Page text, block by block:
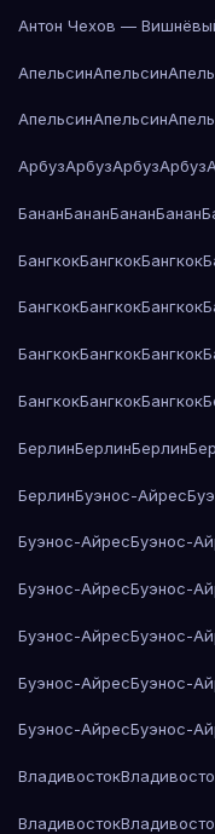
Антон Чехов —
АпельсинАпельсин
АпельсинАпельсин
АрбузАрбузАрбузАрбуз
БананБананБананБанан
БангкокБангкокБангкок
БангкокБангкокБангкок
БангкокБангкокБангкок
БангкокБангкокБангкок
БерлинБерлинБерлин
БерлинБуэнос-Айрес
Буэнос-АйресБуэнос-
Буэнос-АйресБуэнос-
Буэнос-АйресБуэнос-
Буэнос-АйресБуэнос-
Буэнос-АйресБуэнос-
Владивосток
Владивосток